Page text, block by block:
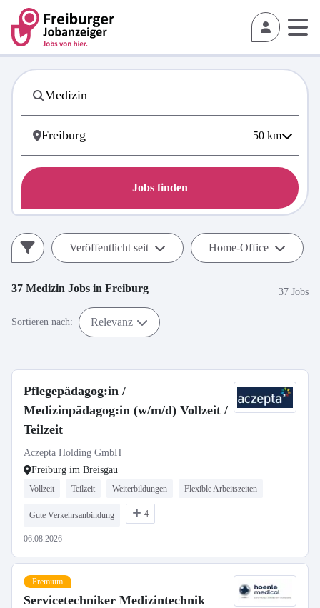
50 km
Jobs finden
Veröffentlicht seit Home-Office
37 Medizin Jobs in Freiburg 37 Jobs
Sortieren nach: Relevanz
Pflegepädagog:in /
Medizinpädagog:in (w/m/d) Vollzeit /
Teilzeit
Aczepta Holding GmbH
Freiburg im Breisgau
Vollzeit Teilzeit Weiterbildungen Flexible Arbeitszeiten
Gute Verkehrsanbindung 4
06.08.2026
Premium
Servicetechniker Medizintechnik